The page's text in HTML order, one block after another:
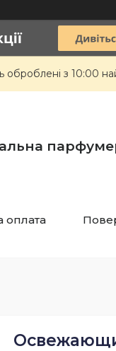
оброблені з 10:00
оплата